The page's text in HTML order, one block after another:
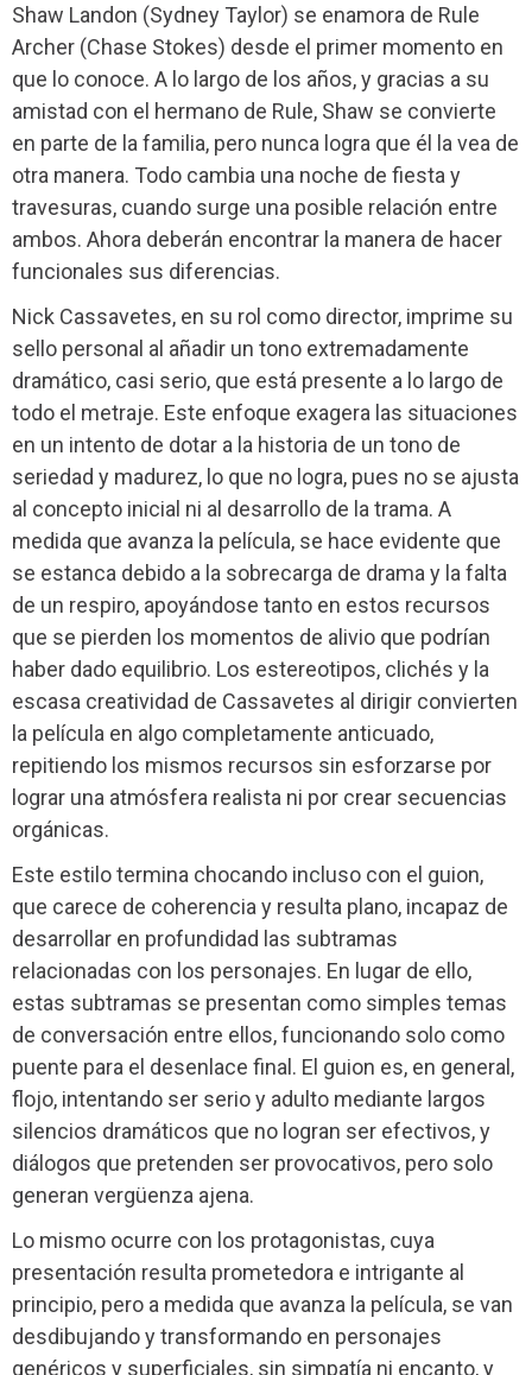
Shaw Landon (Sydney Taylor) se enamora de Rule
Archer (Chase Stokes) desde el primer momento en
que lo conoce. A lo largo de los años, y gracias a su
amistad con el hermano de Rule, Shaw se convierte
en parte de la familia, pero nunca logra que él la vea de
otra manera. Todo cambia una noche de fiesta y
travesuras, cuando surge una posible relación entre
ambos. Ahora deberán encontrar la manera de hacer
funcionales sus diferencias.
Nick Cassavetes, en su rol como director, imprime su
sello personal al añadir un tono extremadamente
dramático, casi serio, que está presente a lo largo de
todo el metraje. Este enfoque exagera las situaciones
en un intento de dotar a la historia de un tono de
seriedad y madurez, lo que no logra, pues no se ajusta
al concepto inicial ni al desarrollo de la trama. A
medida que avanza la película, se hace evidente que
se estanca debido a la sobrecarga de drama y la falta
de un respiro, apoyándose tanto en estos recursos
que se pierden los momentos de alivio que podrían
haber dado equilibrio. Los estereotipos, clichés y la
escasa creatividad de Cassavetes al dirigir convierten
la película en algo completamente anticuado,
repitiendo los mismos recursos sin esforzarse por
lograr una atmósfera realista ni por crear secuencias
orgánicas.
Este estilo termina chocando incluso con el guion,
que carece de coherencia y resulta plano, incapaz de
desarrollar en profundidad las subtramas
relacionadas con los personajes. En lugar de ello,
estas subtramas se presentan como simples temas
de conversación entre ellos, funcionando solo como
puente para el desenlace final. El guion es, en general,
flojo, intentando ser serio y adulto mediante largos
silencios dramáticos que no logran ser efectivos, y
diálogos que pretenden ser provocativos, pero solo
generan vergüenza ajena.
Lo mismo ocurre con los protagonistas, cuya
presentación resulta prometedora e intrigante al
principio, pero a medida que avanza la película, se van
desdibujando y transformando en personajes
genéricos y superficiales, sin simpatía ni encanto, y